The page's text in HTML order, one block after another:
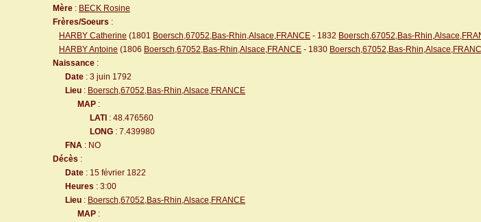
Mère : BECK Rosine
Frères/Soeurs :
HARBY Catherine (1801 Boersch,67052,Bas-Rhin,Alsace,FRANCE - 1832 Boersch,67052,Bas-
HARBY Antoine (1806 Boersch,67052,Bas-Rhin,Alsace,FRANCE - 1830 Boersch,67052,Bas-
Naissance :
Date : 3 juin 1792
Lieu : Boersch,67052,Bas-Rhin,Alsace,FRANCE
MAP :
LATI : 48.476560
LONG : 7.439980
FNA : NO
Décès :
Date : 15 février 1822
Heures : 3:00
Lieu : Boersch,67052,Bas-Rhin,Alsace,FRANCE
MAP :